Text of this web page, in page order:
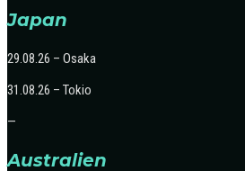
Japan
29.08.26 – Osaka
31.08.26 – Tokio
—
Australien